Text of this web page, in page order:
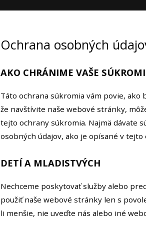
Ochrana osobných
AKO CHRÁNIME VAŠE
Táto ochrana súkromia vám povie, ako
že navštívite naše webové stránky,
tejto ochrany súkromia. Najmä dávate
osobných údajov, ako je opísané v tejto
DETÍ A MLADISTVÝCH
Nechceme poskytovať služby alebo
použiť naše webové stránky len s
li menšie, nie uveďte nás alebo iné